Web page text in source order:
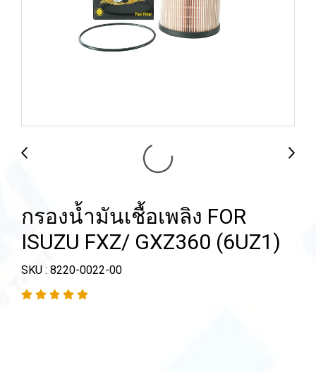
กรองน้ำมันเชื้อเพลิง FOR
ISUZU FXZ/ GXZ360 (6UZ1)
SKU : 8220-0022-00